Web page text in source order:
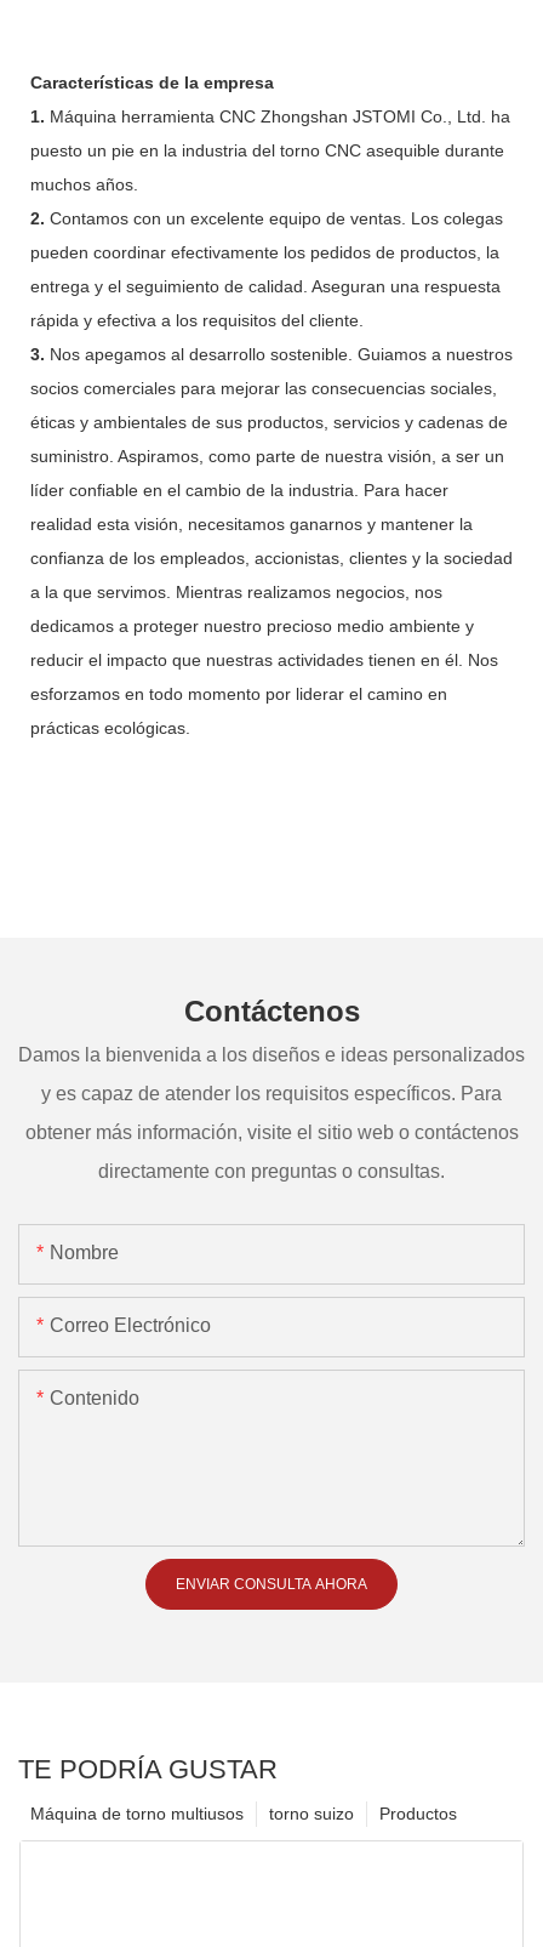
Características de la empresa
1. Máquina herramienta CNC Zhongshan JSTOMI Co., Ltd. ha
puesto un pie en la industria del torno CNC asequible durante
muchos años.
2. Contamos con un excelente equipo de ventas. Los colegas
pueden coordinar efectivamente los pedidos de productos, la
entrega y el seguimiento de calidad. Aseguran una respuesta
rápida y efectiva a los requisitos del cliente.
3. Nos apegamos al desarrollo sostenible. Guiamos a nuestros
socios comerciales para mejorar las consecuencias sociales,
éticas y ambientales de sus productos, servicios y cadenas de
suministro. Aspiramos, como parte de nuestra visión, a ser un
líder confiable en el cambio de la industria. Para hacer
realidad esta visión, necesitamos ganarnos y mantener la
confianza de los empleados, accionistas, clientes y la sociedad
a la que servimos. Mientras realizamos negocios, nos
dedicamos a proteger nuestro precioso medio ambiente y
reducir el impacto que nuestras actividades tienen en él. Nos
esforzamos en todo momento por liderar el camino en
prácticas ecológicas.
Contáctenos
Damos la bienvenida a los diseños e ideas personalizados
y es capaz de atender los requisitos específicos. Para
obtener más información, visite el sitio web o contáctenos
directamente con preguntas o consultas.
Nombre
Correo Electrónico
Contenido
ENVIAR CONSULTA AHORA
TE PODRÍA GUSTAR
Productos
torno suizo
Máquina de torno multiusos